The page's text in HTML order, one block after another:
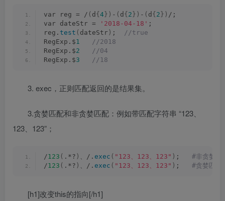
var reg = / ( d { 4 }) - ( d { 2 }) - ( d { 2 }) /;
var dateStr =
'2018-04-18' ;
reg. test ( dateStr ) ;
//true
RegExp.$1
//2018
RegExp.$2
//04
RegExp.$3 //18
3. exec，正则匹配返回的是结果集。
3.贪婪匹配和非贪婪匹配：例如带匹配字符串 “123、
123、123”；
/123 ( .*? ) 、/. exec ( "123、123、123" ) ;
#非贪婪匹
/123 ( .*? ) 、/. exec ( "123、123、123" ) ; #贪婪匹配
[h1]改变this的指向[/h1]